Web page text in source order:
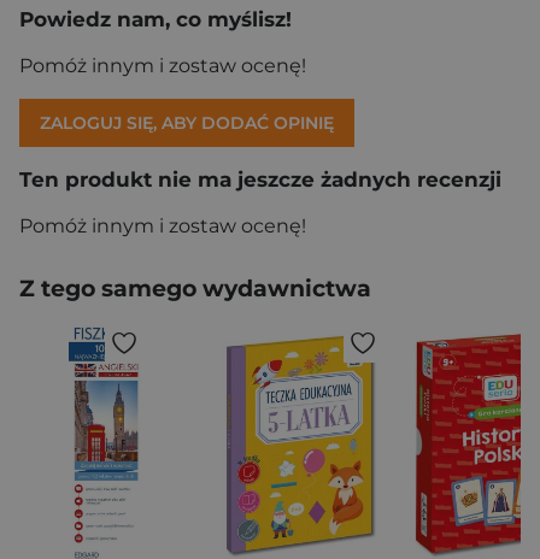
Powiedz nam, co myślisz!
Pomóż innym i zostaw ocenę!
ZALOGUJ SIĘ, ABY DODAĆ OPINIĘ
Ten produkt nie ma jeszcze żadnych recenzji
Pomóż innym i zostaw ocenę!
Z tego samego wydawnictwa